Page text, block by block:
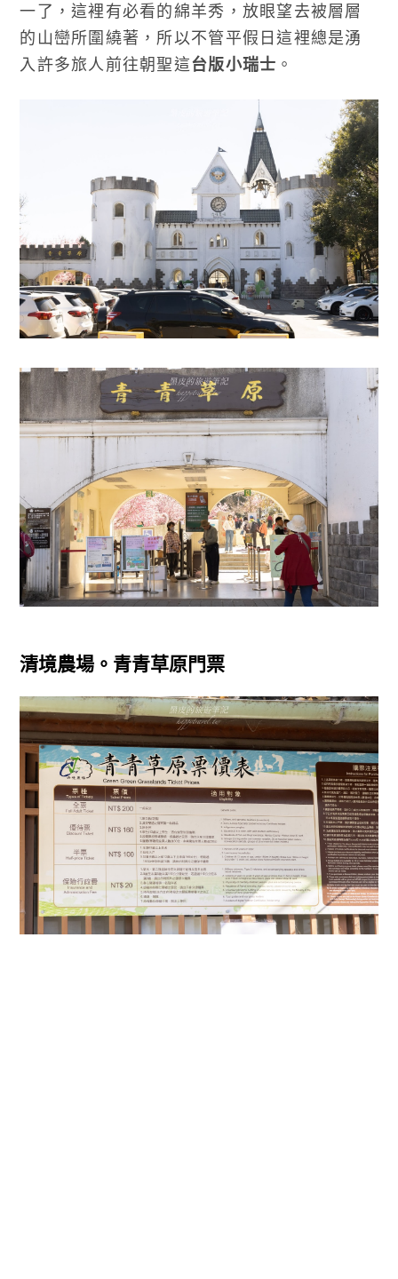
一了，這裡有必看的綿羊秀，放眼望去被層層
的山巒所圍繞著，所以不管平假日這裡總是湧
入許多旅人前往朝聖這台版小瑞士 。
清境農場。青青草原門票